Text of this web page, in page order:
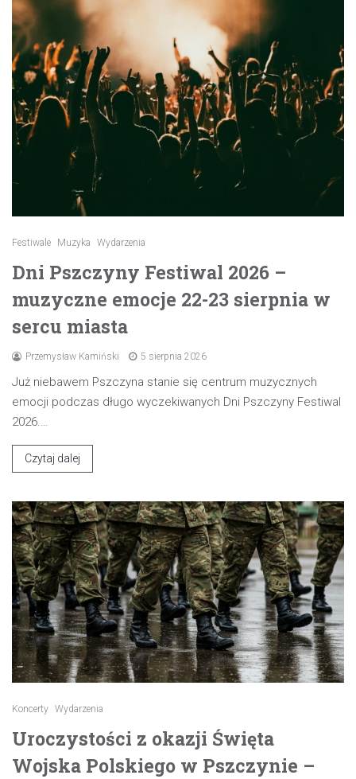
Festiwale Muzyka Wydarzenia
Dni Pszczyny Festiwal 2026 –
muzyczne emocje 22-23 sierpnia w
sercu miasta
Przemysław Kamiński 5 sierpnia 2026
Już niebawem Pszczyna stanie się centrum muzycznych
emocji podczas długo wyczekiwanych Dni Pszczyny Festiwal
2026.…
Czytaj dalej
Koncerty Wydarzenia
Uroczystości z okazji Święta
Wojska Polskiego w Pszczynie –